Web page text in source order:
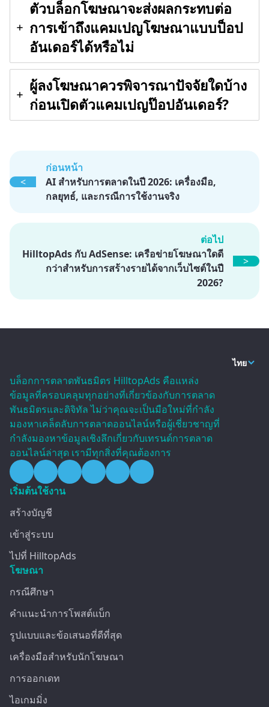
ตัวบล็อกโฆษณาจะส่งผลกระทบต่อ
การเข้าถึงแคมเปญโฆษณาแบบป็อป
อันเดอร์ได้หรือไม่
ผู้ลงโฆษณาควรพิจารณาปัจจัยใดบ้าง
ก่อนเปิดตัวแคมเปญป๊อปอันเดอร์?
<
ก่อนหน้า
AI สำหรับการตลาดในปี 2026: เครื่องมือ,
กลยุทธ์, และกรณีการใช้งานจริง
>
ต่อไป
HilltopAds กับ AdSense: เครือข่ายโฆษณาใดดี
กว่าสำหรับการสร้างรายได้จากเว็บไซต์ในปี
2026?
ไทย
บล็อกการตลาดพันธมิตร HilltopAds คือแหล่ง
ข้อมูลที่ครอบคลุมทุกอย่างที่เกี่ยวข้องกับการตลาด
พันธมิตรและดิจิทัล ไม่ว่าคุณจะเป็นมือใหม่ที่กำลัง
มองหาเคล็ดลับการตลาดออนไลน์หรือผู้เชี่ยวชาญที่
กำลังมองหาข้อมูลเชิงลึกเกี่ยวกับเทรนด์การตลาด
ออนไลน์ล่าสุด เรามีทุกสิ่งที่คุณต้องการ
เริ่มต้นใช้งาน
สร้างบัญชี
เข้าสู่ระบบ
ไปที่ HilltopAds
โฆษณา
กรณีศึกษา
คำแนะนำการโพสต์แบ็ก
รูปแบบและข้อเสนอที่ดีที่สุด
เครื่องมือสำหรับนักโฆษณา
การออกเดท
ไอเกมมิ่ง